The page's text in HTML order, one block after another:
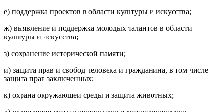
е) поддержка проектов в области культуры и искусства;
ж) выявление и поддержка молодых талантов в области
культуры и искусства;
з) сохранение исторической памяти;
и) защита прав и свобод человека и гражданина, в том числе
защита прав заключенных;
к) охрана окружающей среды и защита животных;